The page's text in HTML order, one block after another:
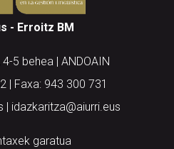
- Erroitz BM
5 behea | ANDOAIN
| Faxa: 943 300 731
| idazkaritza@aiurri.eus
garatua